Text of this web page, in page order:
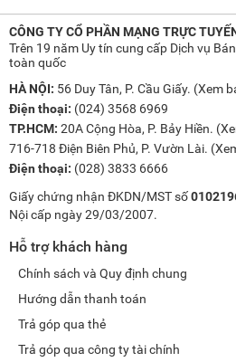
CÔNG TY CỔ PHẦN MẠNG TRỰC
Trên 19 năm Uy tín cung cấp Dịch vụ
toàn quốc
HÀ NỘI: 56 Duy Tân, P. Cầu Giấy. (Xem
Điện thoại: (024) 3568 6969
TP.HCM: 20A Cộng Hòa, P. Bảy Hiền. (
716-718 Điện Biên Phủ, P. Vườn Lài. (
Điện thoại: (028) 3833 6666
Giấy chứng nhận ĐKDN/MST số
Nội cấp ngày 29/03/2007.
Hỗ trợ khách hàng
Chính sách và Quy định chung
Hướng dẫn thanh toán
Trả góp qua thẻ
Trả góp qua công ty tài chính